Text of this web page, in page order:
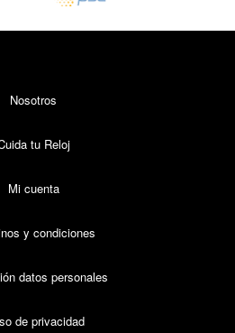
Nosotros
tu Reloj
Mi cuenta
y condiciones
datos personales
de privacidad